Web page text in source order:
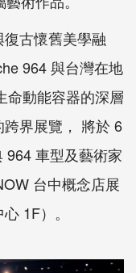
古懷舊美學融
964 與台灣在地
命動能容器的深層
界展覽， 將於 6
964 車型及藝術家
台中概念店展
1F）。